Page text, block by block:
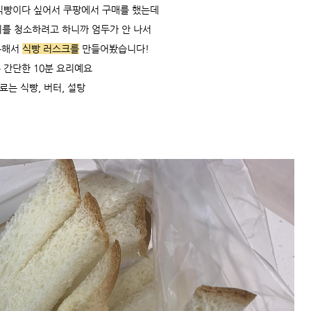
이다 싶어서 쿠팡에서 구매를 했는데
청소하려고 하니까 엄두가 안 나서
서 식빵 러스크를만들어봤습니다!
간단한 10분 요리예요
는 식빵, 버터, 설탕